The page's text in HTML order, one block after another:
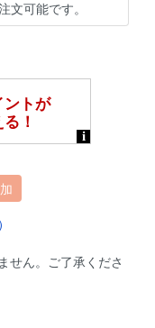
文可能です。
せん。ご了承くださ